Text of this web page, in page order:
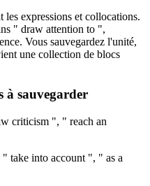
expressions et collocations.
" draw attention to ",
Vous sauvegardez l'unité,
une collection de blocs
à sauvegarder
criticism ", " reach an
take into account ", " as a